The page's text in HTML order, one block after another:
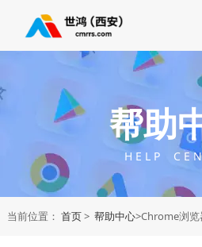
帮助
H E L P C E N
当前位置： 首页> 帮助中心>Chrome浏